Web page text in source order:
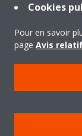
Solutions
Cookies
Pour en savoir
page Avis